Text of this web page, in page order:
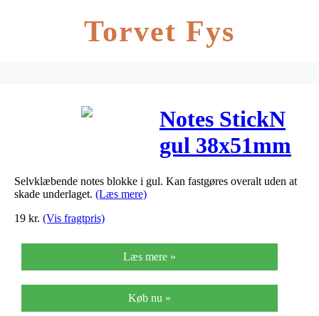
Torvet Fys
Notes StickN
gul 38x51mm
90blade/blok
Selvklæbende notes blokke i gul. Kan fastgøres overalt uden at
skade underlaget. (Læs mere)
19 kr. (Vis fragtpris)
Læs mere »
Køb nu »